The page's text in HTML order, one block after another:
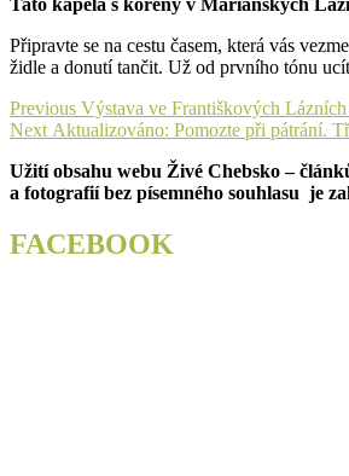
Připravte se na cestu časem, která vás
židle a donutí tančit. Už od prvního tónu
Navigace
pro
příspěvek
Previous Previous
post:
Výstava ve Františkových
Next Next
Aktualizováno: Pomozte při pátrání.
Užití obsahu webu Živé Chebsko –
a fotografií bez písemného souhlasu je
FACEBOOK